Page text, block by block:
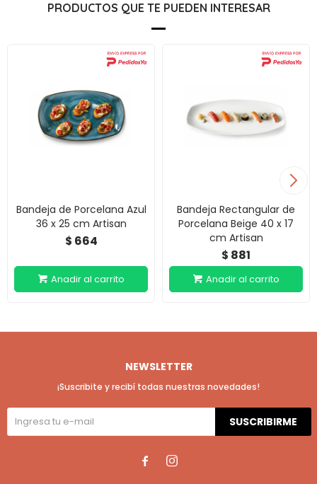
PRODUCTOS QUE TE PUEDEN INTERESAR
Bandeja de Porcelana Azul
36 x 25 cm Artisan
$ 664
Bandeja Rectangular de
Porcelana Beige 40 x 17
cm Artisan
$ 881
NEWSLETTER
¡Suscribite y recibí todas nuestras novedades!
SUSCRIBIRME
 